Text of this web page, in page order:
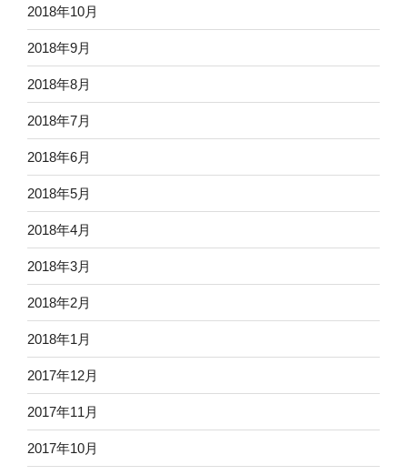
2018年10月
2018年9月
2018年8月
2018年7月
2018年6月
2018年5月
2018年4月
2018年3月
2018年2月
2018年1月
2017年12月
2017年11月
2017年10月